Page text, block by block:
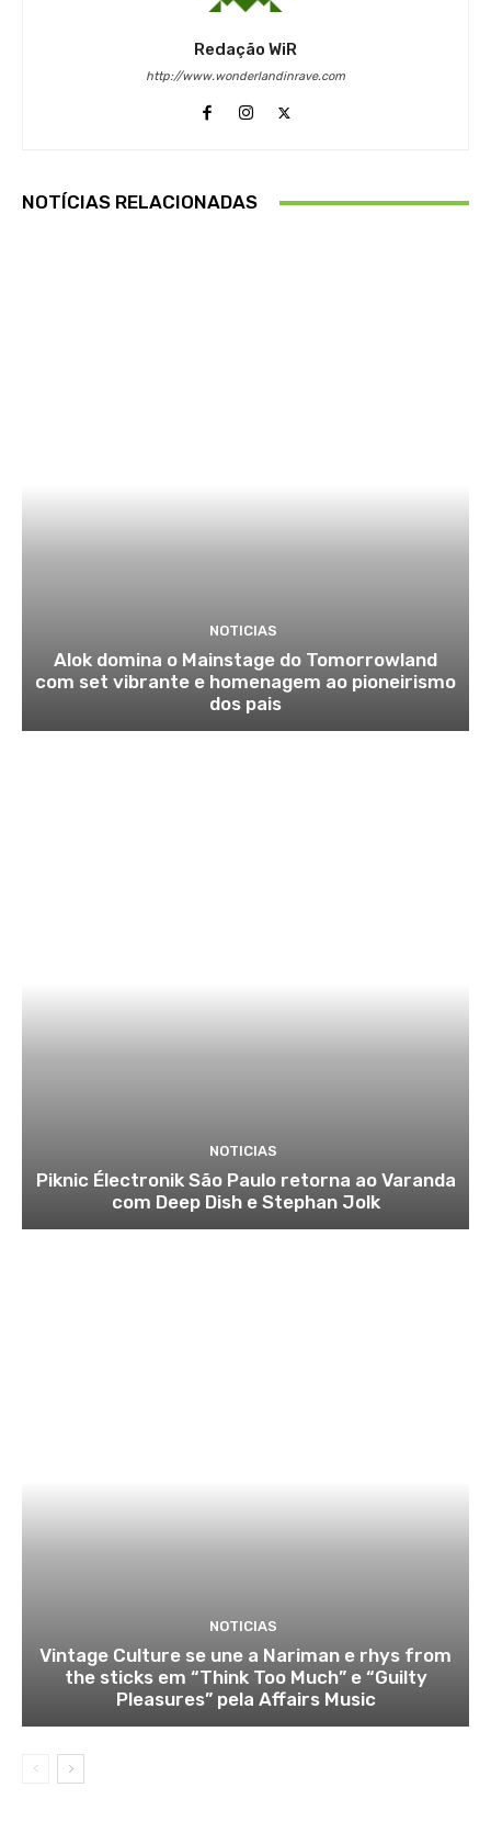
Redação WiR
http://www.wonderlandinrave.com
NOTÍCIAS RELACIONADAS
NOTICIAS
Alok domina o Mainstage do Tomorrowland
com set vibrante e homenagem ao pioneirismo
dos pais
NOTICIAS
Piknic Électronik São Paulo retorna ao Varanda
com Deep Dish e Stephan Jolk
NOTICIAS
Vintage Culture se une a Nariman e rhys from
the sticks em “Think Too Much” e “Guilty
Pleasures” pela Affairs Music